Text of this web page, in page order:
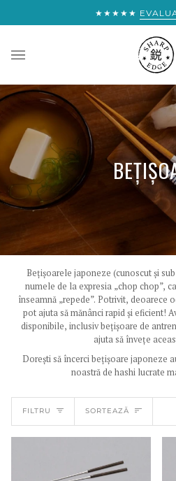
DE TRANSPORT EXPRESS
★★★★★
Bețișoarele japoneze (cunoscut și
numele de la expresia „chop chop”,
înseamnă „repede”. Potrivit, deoarece
pot ajuta să mănânci rapid și eficient!
disponibile, inclusiv bețișoare de
ajuta să învețe
Dorești să încerci bețișoare japoneze
noastră de hashi lucrate
FILTRU SORTEAZĂ
SORTEAZĂ